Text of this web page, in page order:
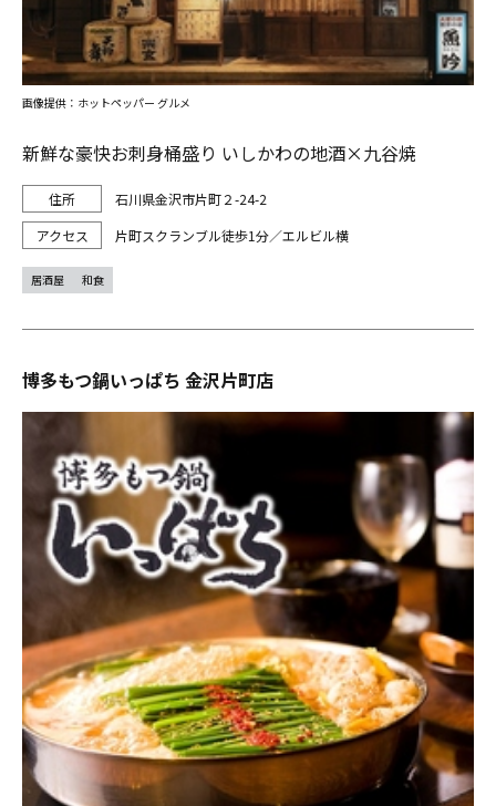
新鮮な豪快お刺身桶盛り いしかわの地酒×九谷焼
石川県金沢市片町２-24-2
片町スクランブル徒歩1分／エルビル横
画像提供：ホットペッパー グルメ
居酒屋 和食
博多もつ鍋いっぱち 金沢片町店